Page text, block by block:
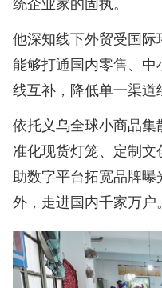
他深知线下外贸受国
能够打通国内零售、
线互补，降低单一渠道
依托义乌全球小商品
准化现货灯笼、定制
助数字平台拓宽品牌
外，走进国内千家万户。